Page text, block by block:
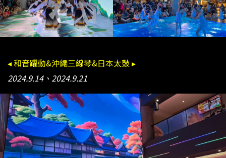
◂ 和音躍動&沖繩三線琴&日本太鼓 ▸
2024.9.14、2024.9.21